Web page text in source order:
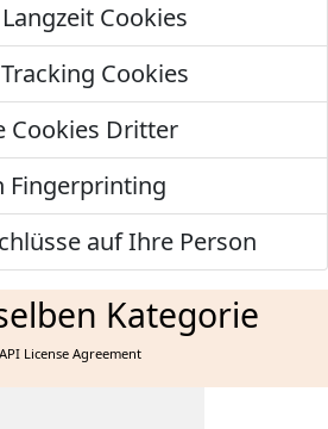
Cookies
Cookies
Cookies Dritter
Fingerprinting
auf Ihre Person
Kategorie
API License Agreement